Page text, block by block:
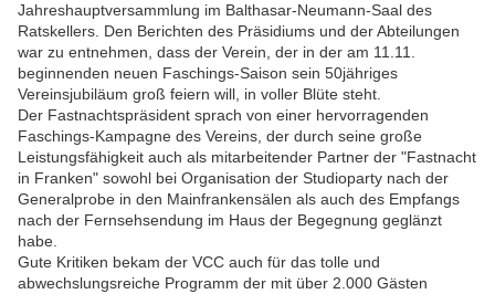
Jahreshauptversammlung im Balthasar-Neumann-Saal des
Ratskellers. Den Berichten des Präsidiums und der Abteilungen
war zu entnehmen, dass der Verein, der in der am 11.11.
beginnenden neuen Faschings-Saison sein 50jähriges
Vereinsjubiläum groß feiern will, in voller Blüte steht.
Der Fastnachtspräsident sprach von einer hervorragenden
Faschings-Kampagne des Vereins, der durch seine große
Leistungsfähigkeit auch als mitarbeitender Partner der "Fastnacht
in Franken" sowohl bei Organisation der Studioparty nach der
Generalprobe in den Mainfrankensälen als auch des Empfangs
nach der Fernsehsendung im Haus der Begegnung geglänzt
habe.
Gute Kritiken bekam der VCC auch für das tolle und
abwechslungsreiche Programm der mit über 2.000 Gästen